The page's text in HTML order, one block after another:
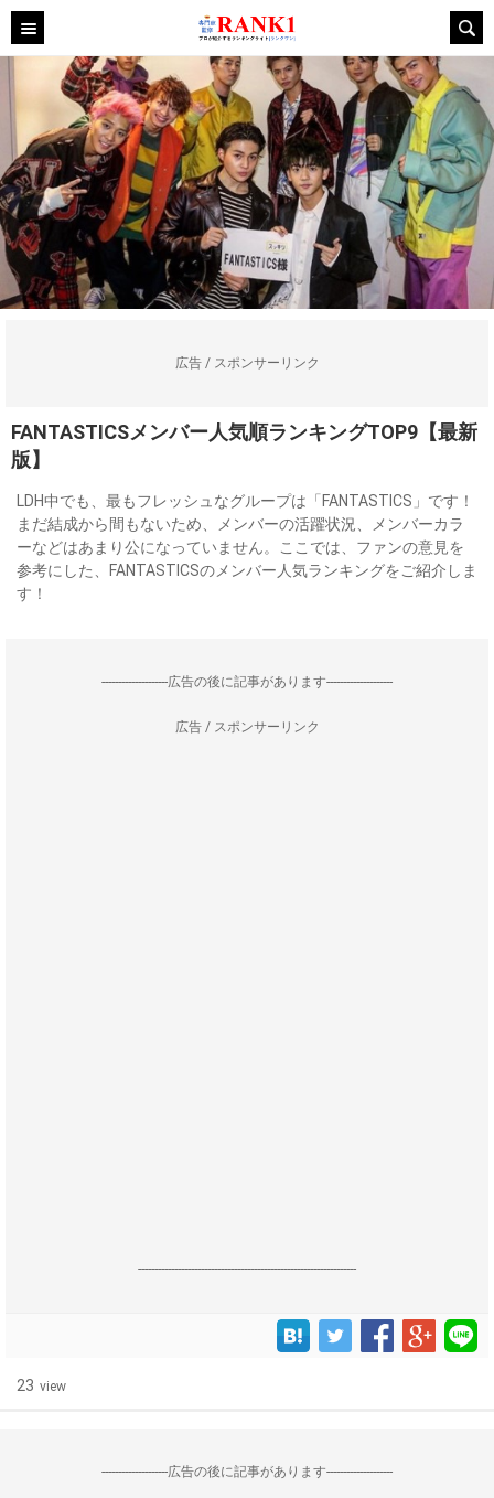
広告 / スポンサーリンク
FANTASTICSメンバー人気順ランキングTOP9【最新
版】
LDH中でも、最もフレッシュなグループは「FANTASTICS」です！
まだ結成から間もないため、メンバーの活躍状況、メンバーカラ
ーなどはあまり公になっていません。ここでは、ファンの意見を
参考にした、FANTASTICSのメンバー人気ランキングをご紹介しま
す！
--------------------広告の後に記事があります--------------------
広告 / スポンサーリンク
------------------------------------------------------------------
23 view
--------------------広告の後に記事があります--------------------